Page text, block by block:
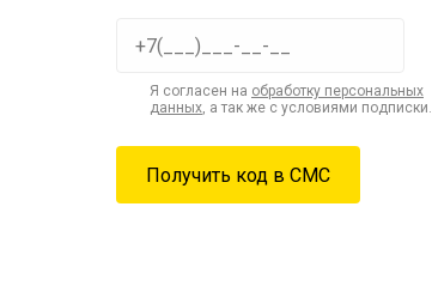
Я согласен на обработку персональных
данных, а так же с условиями подписки.